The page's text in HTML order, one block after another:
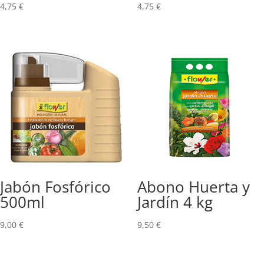
4,75 € 4,75 €
Jabón Fosfórico
500ml
9,00 €
Abono Huerta y
Jardín 4 kg
9,50 €